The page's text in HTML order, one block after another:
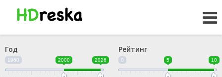
Год
1960 2000 2026
Рейтинг
0 5 10